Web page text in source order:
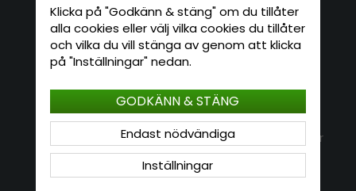
E-mail: info@hatshop.se
Tel: 031-320 22 00
Kontakt
Jag vill göra en retur
Köpvillkor
Logga in
Om Hatshop.se
Populära sökningar
Nyhetsbrev
Om cookies
Klicka på "Godkänn & stäng" om du tillåter
alla cookies eller välj vilka cookies du tillåter
och vilka du vill stänga av genom att klicka
på "Inställningar" nedan.
Inställningar
Endast nödvändiga
GODKÄNN & STÄNG